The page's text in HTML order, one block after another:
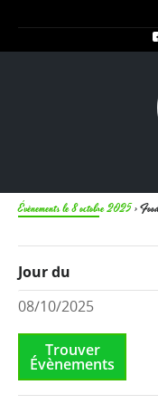
Évènements le 8 octobre 2025›
Jour du